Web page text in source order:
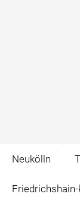
Neukölln